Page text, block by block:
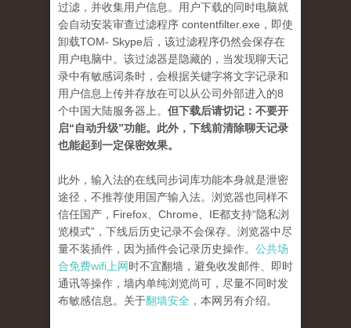
过滤，并收集用户信息。用户下载的同时电脑就
会自动安装审查过滤程序 contentfilter.exe，即使
卸载TOM- Skype后，该过滤程序仍然会保存在
用户电脑中。该过滤器是隐藏的，当发现聊天记
录中有敏感词条时，会根据关键字将文字记录和
用户信息上传并存放在可以从公司外部进入的8
个中国大陆服务器上。 但下载后请切记：不要开
启“自动升级”功能。此外，下线前清除聊天记录
也能起到一定保密效果。
此外，输入法的在线同步词库功能本身就是泄密
途径，不推荐使用国产输入法。浏览器也同样不
信任国产，Firefox、Chrome、IE都支持“隐私浏
览模式”，下线后历史记录不会保存。浏览器中尽
量不装插件，因为插件会记录历史操作。 公共场
合免费wifi上网时不宜翻墙，避免收发邮件、即时
通讯等操作，墙内单纯浏览尚可，尽量不同时发
布敏感信息。关于翻墙安全 ，本网另有介绍。